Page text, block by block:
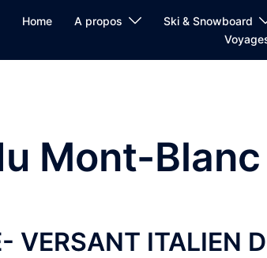
Home A propos
Ski & Snowboard
Mont-Blanc
VERSANT ITALIEN